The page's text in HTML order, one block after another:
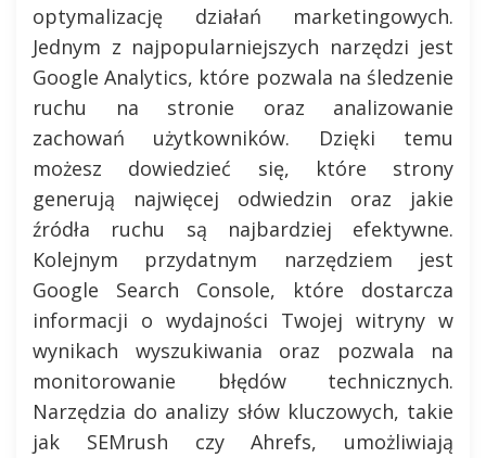
optymalizację działań marketingowych.
Jednym z najpopularniejszych narzędzi jest
Google Analytics, które pozwala na śledzenie
ruchu na stronie oraz analizowanie
zachowań użytkowników. Dzięki temu
możesz dowiedzieć się, które strony
generują najwięcej odwiedzin oraz jakie
źródła ruchu są najbardziej efektywne.
Kolejnym przydatnym narzędziem jest
Google Search Console, które dostarcza
informacji o wydajności Twojej witryny w
wynikach wyszukiwania oraz pozwala na
monitorowanie błędów technicznych.
Narzędzia do analizy słów kluczowych, takie
jak SEMrush czy Ahrefs, umożliwiają